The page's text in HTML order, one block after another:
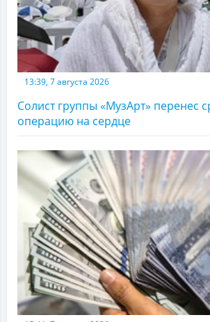
13:39, 7 августа 2026
Солист группы «МузАрт» перенес
операцию на сердце